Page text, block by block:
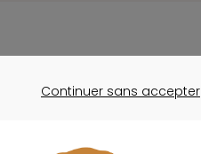
Continuer sans accepter